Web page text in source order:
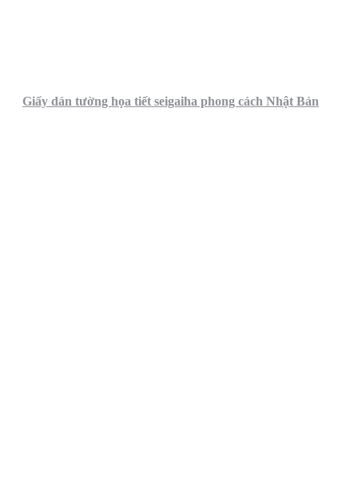
Giấy dán tường họa tiết seigaiha phong cách Nhật Bản